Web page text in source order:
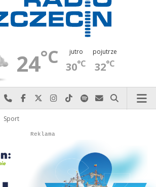
24°C jutro
30°C
pojutrze
32°C
Najlepiej po prostu do nas zadzwoń
Odwiedź nas na Facebook-u
Odwiedź nas na X
Odwiedź nas na Instagram-ie
Odwiedź nas na TikTok-u
Szukaj nas na Spotify
Wyślij do nas
Szukaj
Sport
Autopromocja
Reklama